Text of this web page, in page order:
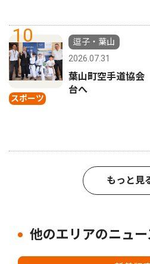
10
スポーツ
逗子・葉山
2026.07.31
葉山町空手道協
台へ
もっと見
他のエリアのニュー